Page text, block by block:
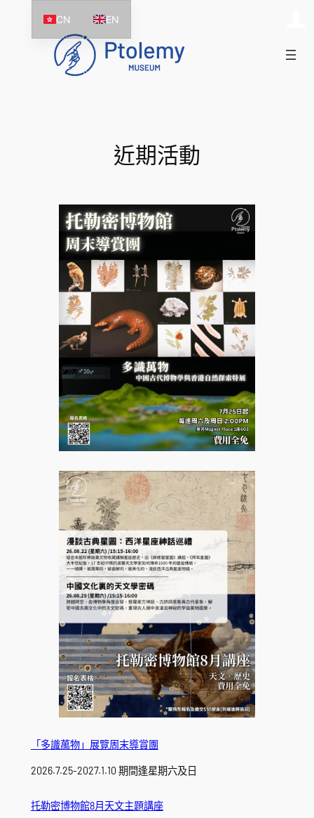
近期活動
「多識萬物」展覽周末導賞團
2026.7.25-2027.1.10 期間逢星期六及日
托勒密博物館8月天文主題講座
CN EN